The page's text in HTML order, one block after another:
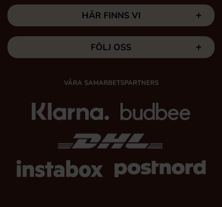
HÄR FINNS VI
FÖLJ OSS
VÅRA SAMARBETSPARTNERS